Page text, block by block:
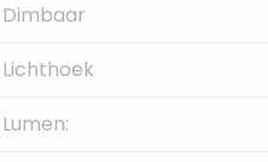
Dimbaar
Lichthoek
Lumen: